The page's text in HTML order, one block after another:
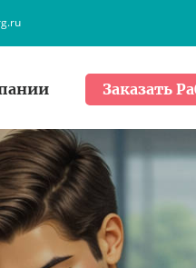
Заказать